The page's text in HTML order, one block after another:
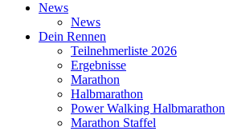
News
News
Dein Rennen
Teilnehmerliste 2026
Ergebnisse
Marathon
Halbmarathon
Power Walking Halbmarathon
Marathon Staffel